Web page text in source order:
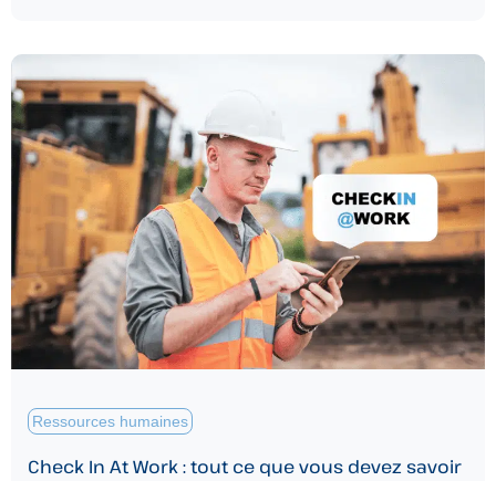
Ressources humaines
Check In At Work : tout ce que vous devez savoir